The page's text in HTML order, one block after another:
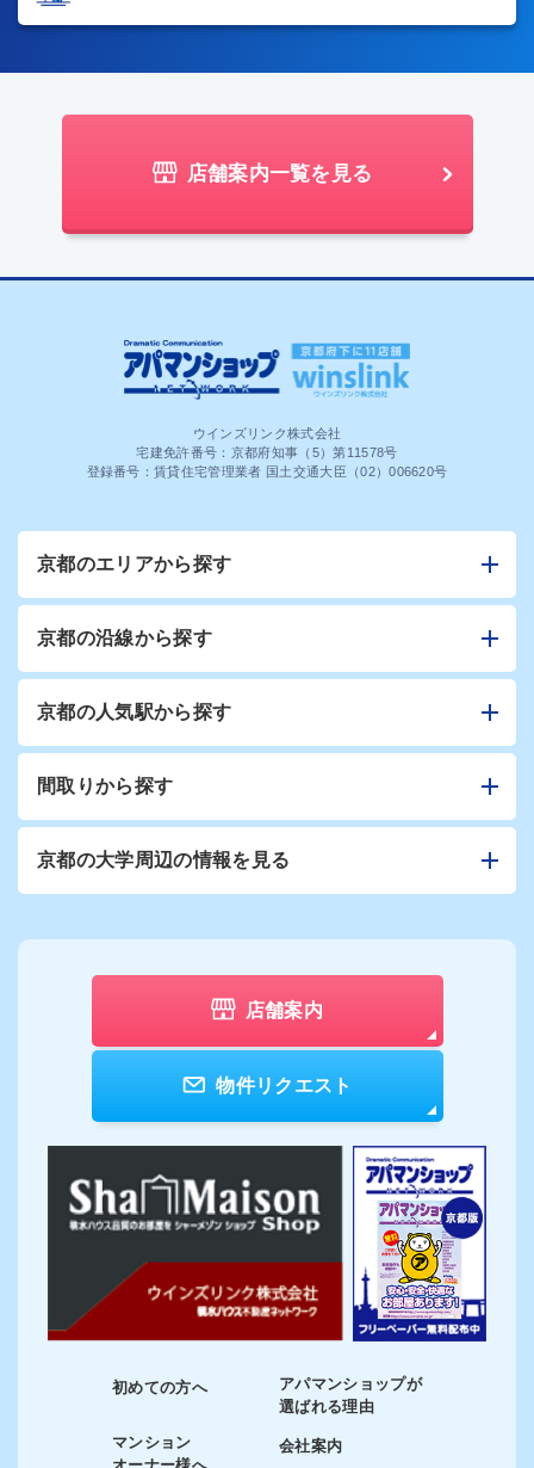
店舗案内一覧を見る
ウインズリンク株式会社
宅建免許番号：京都府知事（5）第11578号
登録番号：賃貸住宅管理業者 国土交通大臣（02）006620号
京都のエリアから探す
京都の沿線から探す
京都の人気駅から探す
間取りから探す
京都の大学周辺の情報を見る
店舗案内
物件リクエスト
初めての方へ
マンション
アパマンショップが
選ばれる理由
会社案内